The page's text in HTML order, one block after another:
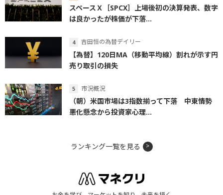
スペースＸ［SPCX］上場後初の決算発表、数字
は良かったが株価が下落...
吉田恒の為替デイリー
【為替】120日MA（移動平均線）割れが示す円
売り取引の損失
市況概況
（朝）米国市場は3指数揃って下落 中東情勢
悪化懸念から投資家心理...
ランキング一覧を見る